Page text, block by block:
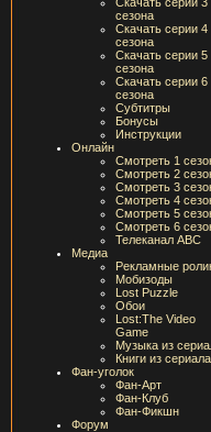
сезона
Скачать серии 4
сезона
Скачать серии 5
сезона
Скачать серии 6
сезона
Субтитры
Бонусы
Инструкции
Онлайн
Смотреть 1
Смотреть 2
Смотреть 3
Смотреть 4
Смотреть 5
Смотреть 6
Телеканал ABC
Медиа
Рекламные
Мобизоды
Lost Puzzle
Обои
Lost:The Video
Game
Музыка из
Книги из сериала
Фан-уголок
Фан-Арт
Фан-Клуб
Фан-Фикшн
Форум